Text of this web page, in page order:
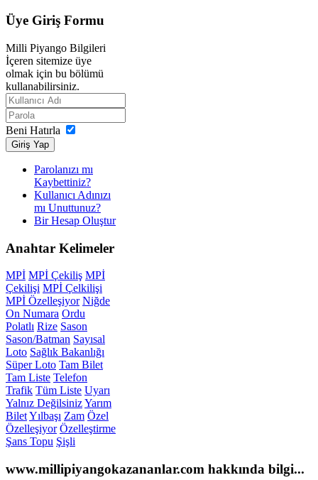
Üye Giriş Formu
Milli Piyango Bilgileri
İçeren sitemize üye
olmak için bu bölümü
kullanabilirsiniz.
Beni Hatırla
Giriş Yap
Parolanızı mı
Kaybettiniz?
Kullanıcı Adınızı
mı Unuttunuz?
Bir Hesap Oluştur
Anahtar Kelimeler
MPİ MPİ Çekiliş MPİ
Çekilişi MPİ Çelkilişi
MPİ Özelleşiyor Niğde
On Numara Ordu
Polatlı Rize Sason
Sason/Batman Sayısal
Loto Sağlık Bakanlığı
Süper Loto Tam Bilet
Tam Liste Telefon
Trafik Tüm Liste Uyarı
Yalnız DeğilsinizYarım
BiletYılbaşı Zam Özel
Özelleşiyor Özelleştirme
Şans Topu Şişli
www.millipiyangokazananlar.com hakkında bilgi...